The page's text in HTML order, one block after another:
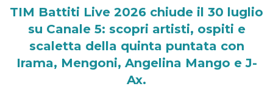
TIM Battiti Live 2026 chiude il 30 luglio
su Canale 5: scopri artisti, ospiti e
scaletta della quinta puntata con
Irama, Mengoni, Angelina Mango e J-
Ax.